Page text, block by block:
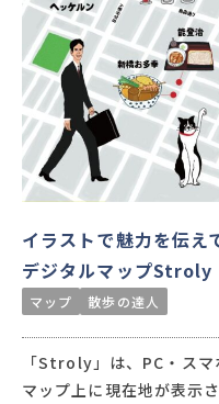
イラストで魅力を伝え
デジタルマップStroly
マップ 散歩の達人
「Stroly」は、PC・ス
マップ上に現在地が表示